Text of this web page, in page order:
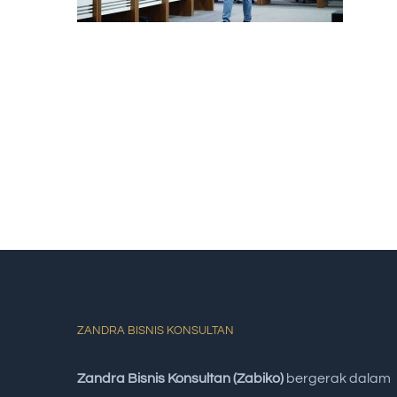
ZANDRA BISNIS KONSULTAN
Zandra Bisnis Konsultan (Zabiko) bergerak dalam